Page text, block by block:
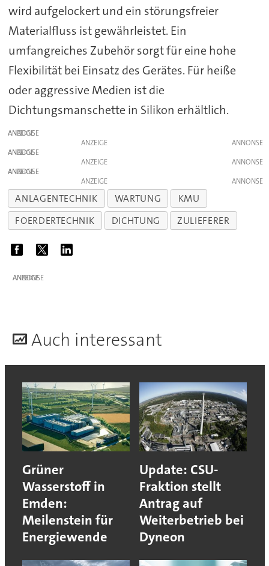
wird aufgelockert und ein störungsfreier
Materialfluss ist gewährleistet. Ein
umfangreiches Zubehör sorgt für eine hohe
Flexibilität bei Einsatz des Gerätes. Für heiße
oder aggressive Medien ist die
Dichtungsmanschette in Silikon erhältlich.
ANZEIGE
ANZEIGE
ANZEIGE
ANZEIGE
ANZEIGE
ANZEIGE
ANLAGENTECHNIK WARTUNG
KMU
FOERDERTECHNIK
DICHTUNG ZULIEFERER
ANZEIGE
Auch interessant
Grüner
Wasserstoff in
Emden:
Meilenstein für
Energiewende
Update: CSU-
Fraktion stellt
Antrag auf
Weiterbetrieb bei
Dyneon